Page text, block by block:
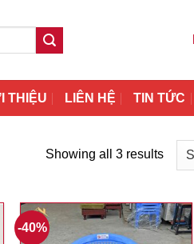
THIỆU LIÊN HỆ TIN TỨC
Showing all 3 results
-40%